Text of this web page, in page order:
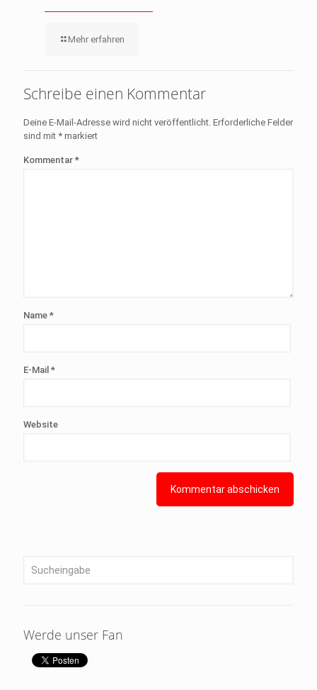
Mehr erfahren
Schreibe einen Kommentar
Deine E-Mail-Adresse wird nicht veröffentlicht. Erforderliche Felder
sind mit * markiert
Kommentar *
Name *
E-Mail *
Website
Werde unser Fan